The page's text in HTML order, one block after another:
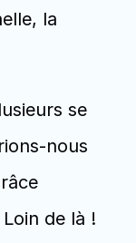
la
se
nous
de là !